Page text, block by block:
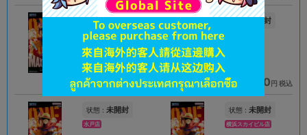
状態 : 未開封
横浜店
在庫あり 1,700円 税込
未開封
在庫あり 1,390円 税込
状態 : 未開封
水戸店
状態 : 未開封
横浜スカイビル店